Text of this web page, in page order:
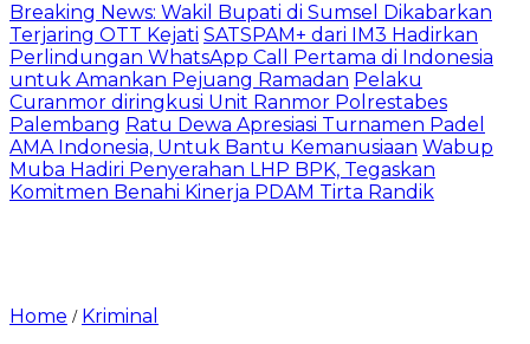
Breaking News: Wakil Bupati di Sumsel Dikabarkan
Terjaring OTT Kejati SATSPAM+ dari IM3 Hadirkan
Perlindungan WhatsApp Call Pertama di Indonesia
untuk Amankan Pejuang Ramadan Pelaku
Curanmor diringkusi Unit Ranmor Polrestabes
Palembang Ratu Dewa Apresiasi Turnamen Padel
AMA Indonesia, Untuk Bantu Kemanusiaan Wabup
Muba Hadiri Penyerahan LHP BPK, Tegaskan
Komitmen Benahi Kinerja PDAM Tirta Randik
Home / Kriminal